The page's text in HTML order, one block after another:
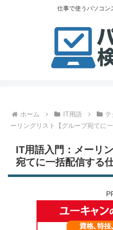
仕事で使うパソコン
ホーム IT用語 テ
ーリングリスト【グループ宛てに
IT用語入門：メーリ
宛てに一括配信する仕